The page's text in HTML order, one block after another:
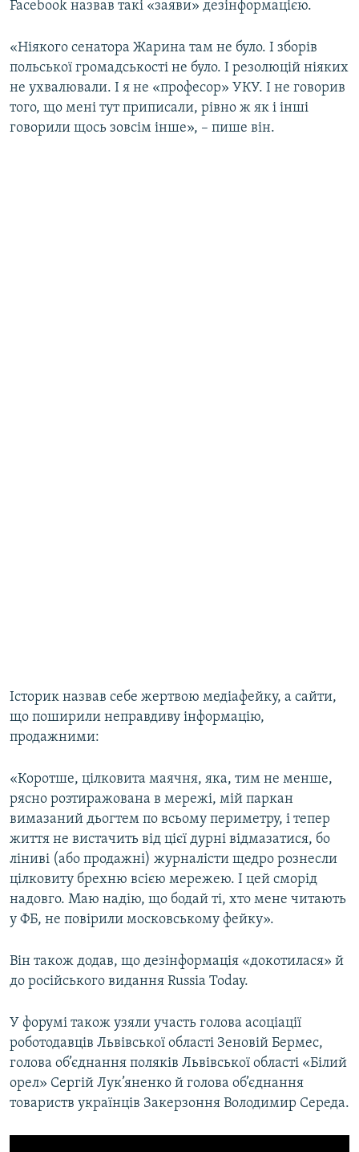
Facebook назвав такі «заяви» дезінформацією.
«Ніякого сенатора Жарина там не було. І зборів
польської громадськості не було. І резолюцій ніяких
не ухвалювали. І я не «професор» УКУ. І не говорив
того, що мені тут приписали, рівно ж як і інші
говорили щось зовсім інше», – пише він.
Історик назвав себе жертвою медіафейку, а сайти,
що поширили неправдиву інформацію,
продажними:
«Коротше, цілковита маячня, яка, тим не менше,
рясно розтиражована в мережі, мій паркан
вимазаний дьогтем по всьому периметру, і тепер
життя не вистачить від цієї дурні відмазатися, бо
ліниві (або продажні) журналісти щедро рознесли
цілковиту брехню всією мережею. І цей сморід
надовго. Маю надію, що бодай ті, хто мене читають
у ФБ, не повірили московському фейку».
Він також додав, що дезінформація «докотилася» й
до російського видання Russia Today.
У форумі також узяли участь голова асоціації
роботодавців Львівської області Зеновій Бермес,
голова об’єднання поляків Львівської області «Білий
орел» Сергій Лук’яненко й голова об’єднання
товариств українців Закерзоння Володимир Середа.